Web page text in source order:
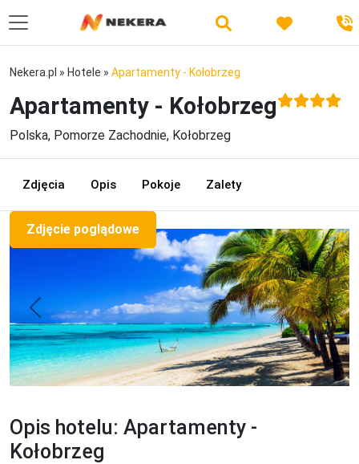
Nekera.pl » Hotele » Apartamenty - Kołobrzeg
Apartamenty - Kołobrzeg
Polska, Pomorze Zachodnie, Kołobrzeg
Zdjęcia Opis Pokoje Zalety
Zdjęcie poglądowe
Previous Next
Opis hotelu: Apartamenty -
Kołobrzeg